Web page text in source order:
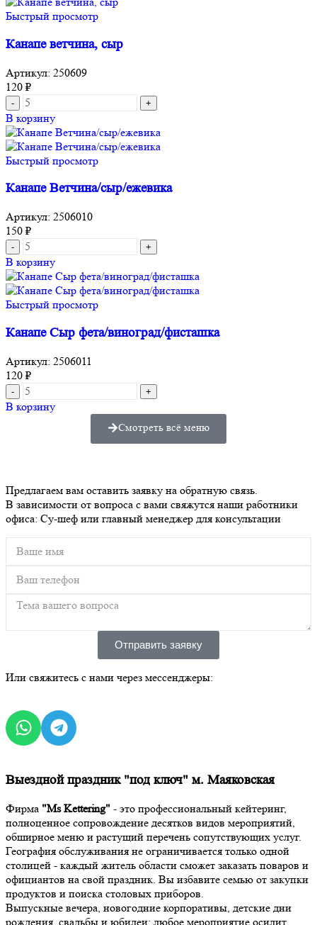
Быстрый просмотр
Канапе ветчина, сыр
Артикул: 250609
120 ₽
В корзину
Быстрый просмотр
Канапе Ветчина/сыр/ежевика
Артикул: 2506010
150 ₽
В корзину
Быстрый просмотр
Канапе Сыр фета/виноград/фисташка
Артикул: 2506011
120 ₽
В корзину
Смотреть всё меню
Предлагаем вам оставить заявку на обратную связь.
В зависимости от вопроса с вами свяжутся наши работники
офиса: Су-шеф или главный менеджер для консультации
Отправить заявку
Или свяжитесь с нами через мессенджеры:
Выездной праздник "под ключ" м. Маяковская
Фирма "Ms Kettering" - это профессиональный кейтеринг,
полноценное сопровождение десятков видов мероприятий,
обширное меню и растущий перечень сопутствующих услуг.
География обслуживания не ограничивается только одной
столицей - каждый житель области сможет заказать поваров и
официантов на свой праздник. Вы избавите семью от закупки
продуктов и поиска столовых приборов.
Выпускные вечера, новогодние корпоративы, детские дни
рождения, свадьбы и юбилеи: любое мероприятие осилит